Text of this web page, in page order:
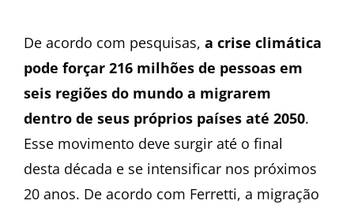
De acordo com pesquisas, a crise climática
pode forçar 216 milhões de pessoas em
seis regiões do mundo a migrarem
dentro de seus próprios países até 2050.
Esse movimento deve surgir até o final
desta década e se intensificar nos próximos
20 anos. De acordo com Ferretti, a migração